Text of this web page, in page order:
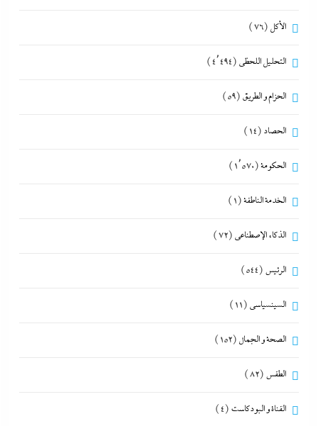
الأكل (76)
التحليل اللحظي (4٬494)
الحزام و الطريق (59)
الحصاد (14)
الحكومة(1٬570)
الخدمة الناطقة(1)
الذكاء الإصطناعي (72)
الرئيس (544)
السينسياسي (11)
الصحة و الجمال (152)
الطقس (82)
القناة و البودكاست (4)